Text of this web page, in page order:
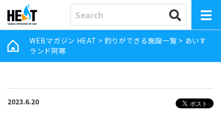
WEBマガジン HEAT > 釣りができる施設一覧 > あいす
ランド阿寒
2023.6.20